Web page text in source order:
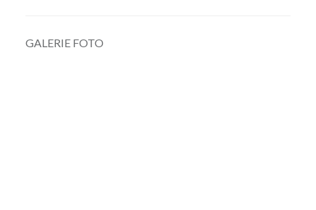
GALERIE FOTO